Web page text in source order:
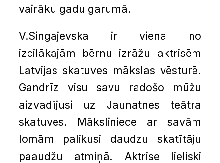
vairāku gadu garumā.
V.Singajevska ir viena no
izcilākajām bērnu izrāžu aktrisēm
Latvijas skatuves mākslas vēsturē.
Gandrīz visu savu radošo mūžu
aizvadījusi uz Jaunatnes teātra
skatuves. Māksliniece ar savām
lomām palikusi daudzu skatītāju
paaudžu atmiņā. Aktrise lieliski